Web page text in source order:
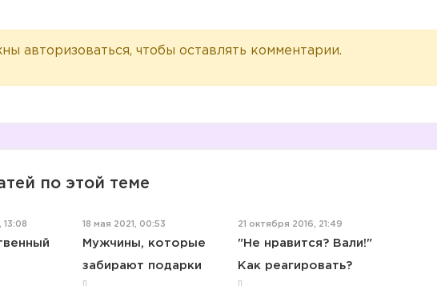
авторизоваться, чтобы оставлять комментарии.
по этой теме
13:08 18 мая 2021, 00:53
Мужчины, которые
забирают подарки
21 октября 2016, 21:49
"Не нравится? Вали!"
Как реагировать?